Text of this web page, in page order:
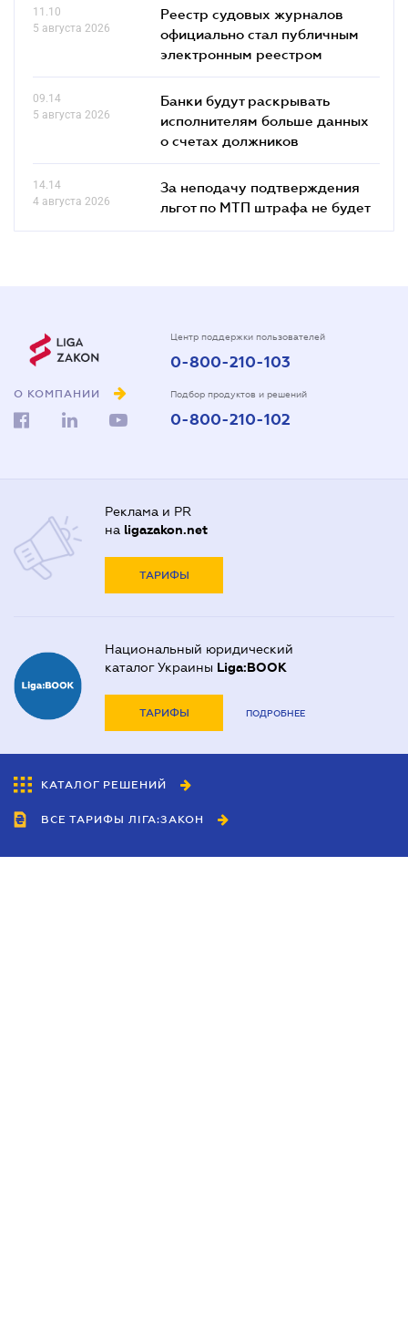
11.10
5 августа 2026
Реестр судовых журналов
официально стал публичным
электронным реестром
09.14
5 августа 2026
Банки будут раскрывать
исполнителям больше данных
о счетах должников
14.14
4 августа 2026
За неподачу подтверждения
льгот по МТП штрафа не будет
О КОМПАНИИ
Центр поддержки пользователей
0-800-210-103
Подбор продуктов и решений
0-800-210-102
Реклама и PR
на ligazakon.net
ТАРИФЫ
Национальный юридический
каталог Украины Liga:BOOK
ТАРИФЫ ПОДРОБНЕЕ
КАТАЛОГ РЕШЕНИЙ
ВСЕ ТАРИФЫ ЛІГА:ЗАКОН